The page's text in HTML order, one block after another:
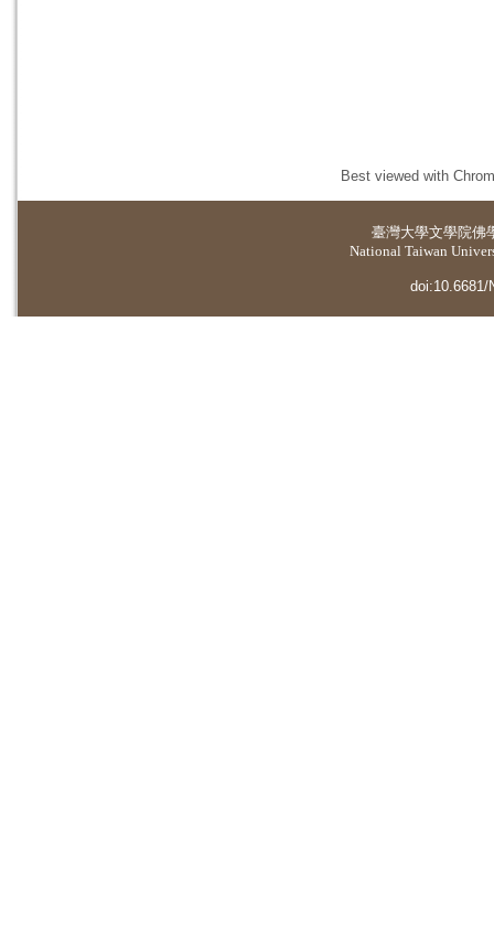
Best viewed with
臺灣大學文學院佛
National Taiwan
doi:10.6681/